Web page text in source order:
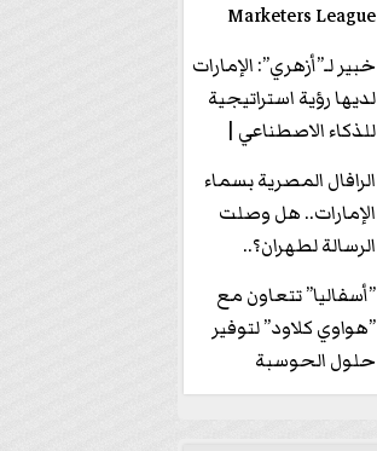
Marketers League
وتدير جلسة...
خبير لـ”أزهري”: الإمارات
لديها رؤية استراتيجية
للذكاء الاصطناعي |
الرافال المصرية بسماء
الإمارات.. هل وصلت
الرسالة لطهران؟..
”ماعت جروب” تُجيب؟
”أسفاليا” تتعاون مع
”هواوي كلاود” لتوفير
حلول الحوسبة
السحابية والأمن